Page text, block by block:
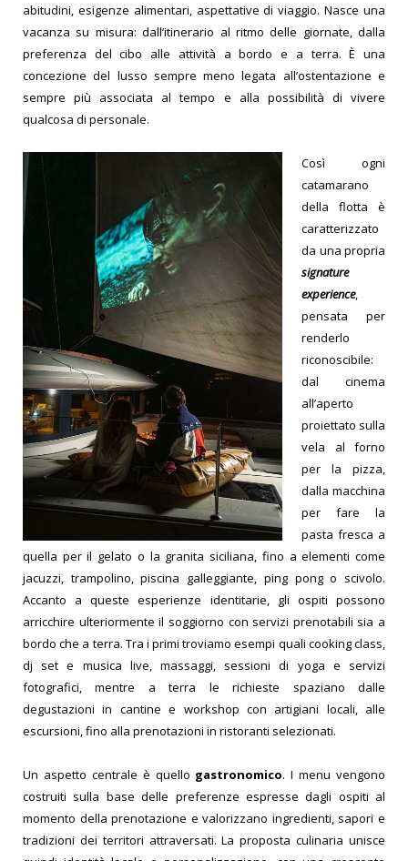
abitudini, esigenze alimentari, aspettative di viaggio. Nasce una
vacanza su misura: dall’itinerario al ritmo delle giornate, dalla
preferenza del cibo alle attività a bordo e a terra. È una
concezione del lusso sempre meno legata all’ostentazione e
sempre più associata al tempo e alla possibilità di vivere
qualcosa di personale.
Così ogni
catamarano
della flotta è
caratterizzato
da una propria
signature
experience,
pensata per
renderlo
riconoscibile:
dal cinema
all’aperto
proiettato sulla
vela al forno
per la pizza,
dalla macchina
per fare la
pasta fresca a
quella per il gelato o la granita siciliana, fino a elementi come
jacuzzi, trampolino, piscina galleggiante, ping pong o scivolo.
Accanto a queste esperienze identitarie, gli ospiti possono
arricchire ulteriormente il soggiorno con servizi prenotabili sia a
bordo che a terra. Tra i primi troviamo esempi quali cooking class,
dj set e musica live, massaggi, sessioni di yoga e servizi
fotografici, mentre a terra le richieste spaziano dalle
degustazioni in cantine e workshop con artigiani locali, alle
escursioni, fino alla prenotazioni in ristoranti selezionati.
Un aspetto centrale è quello gastronomico. I menu vengono
costruiti sulla base delle preferenze espresse dagli ospiti al
momento della prenotazione e valorizzano ingredienti, sapori e
tradizioni dei territori attraversati. La proposta culinaria unisce